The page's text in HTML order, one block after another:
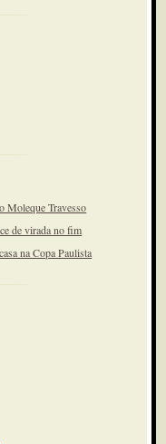
Moleque Travesso
de virada no fim
na Copa Paulista